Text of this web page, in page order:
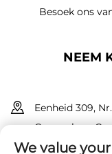
Besoek ons
NEEM
Eenheid 309,
Guangzhou,
We value